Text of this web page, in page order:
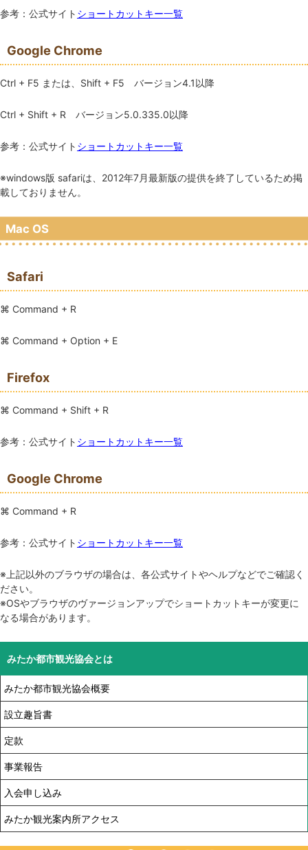
参考：公式サイト ショートカットキー一覧
Google Chrome
Ctrl + F5 または、 Shift + F5 バージョン4.1以降
Ctrl + Shift + R バージョン5.0.335.0以降
参考：公式サイト ショートカットキー一覧
※windows版 safariは、2012年7月最新版の提供を終了しているため掲
載しておりません。
Mac OS
Safari
⌘ Command + R
⌘ Command + Option + E
Firefox
⌘ Command + Shift + R
参考：公式サイト ショートカットキー一覧
Google Chrome
⌘ Command + R
参考：公式サイト ショートカットキー一覧
※上記以外のブラウザの場合は、各公式サイトやヘルプなどでご確認く
ださい。
※OSやブラウザのヴァージョンアップでショートカットキーが変更に
なる場合があります。
みたか都市観光協会とは
みたか都市観光協会概要
設立趣旨書
定款
事業報告
入会申し込み
みたか観光案内所アクセス